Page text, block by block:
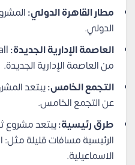
مطار القاهرة الدولي:
الدولي.
العاصمة الإدارية الجديدة:
من العاصمة الإدارية الجديدة.
التجمع الخامس:
عن التجمع الخامس.
طرق رئيسية:يبتعد مشروع
الرئيسية مسافات قليلة مثل:
الاسماعيلية.